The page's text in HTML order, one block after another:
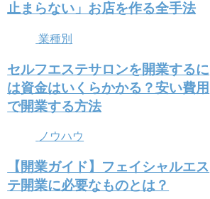
止まらない」お店を作る全手法
業種別
セルフエステサロンを開業するに
は資金はいくらかかる？安い費用
で開業する方法
ノウハウ
【開業ガイド】フェイシャルエス
テ開業に必要なものとは？